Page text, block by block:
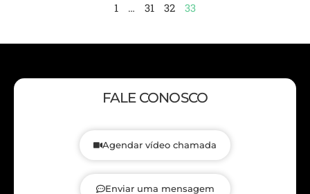
1 … 31 32 33
FALE CONOSCO
Agendar vídeo chamada
Enviar uma mensagem